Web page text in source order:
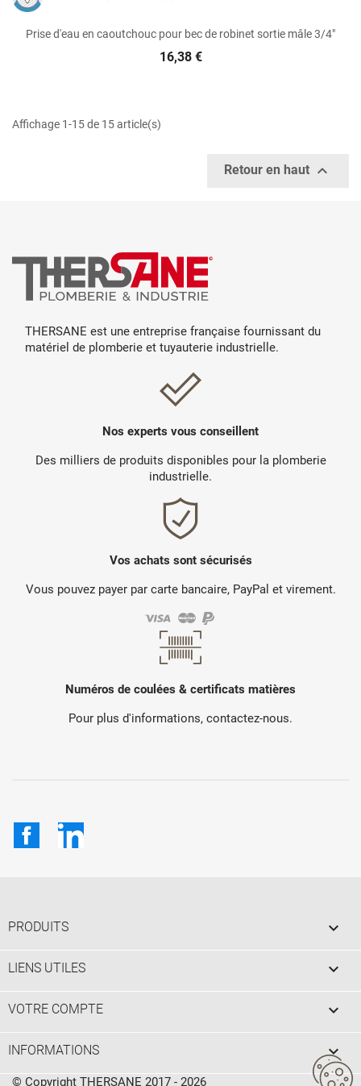
Prise d'eau en caoutchouc pour bec de robinet sortie mâle 3/4"
16,38 €
Affichage 1-15 de 15 article(s)
Retour en haut 
THERSANE est une entreprise française fournissant du
matériel de plomberie et tuyauterie industrielle.
Nos experts vous conseillent
Des milliers de produits disponibles pour la plomberie
industrielle.
Vos achats sont sécurisés
Vous pouvez payer par carte bancaire, PayPal et virement.
Numéros de coulées & certificats matières
Pour plus d'informations, contactez-nous.
Facebook
PRODUITS 
LIENS UTILES 
VOTRE COMPTE 
INFORMATIONS keyboard_arrow_down
© Copyright THERSANE 2017 - 2026